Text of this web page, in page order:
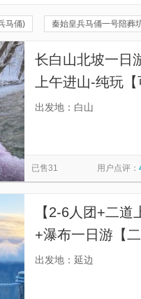
马俑) 秦始皇兵马俑一号陪葬
宫
址大厅 遇龙河景区
水谣景区
楼
间厅
漓江三星游船 南湖秋月
长白山北坡一日
上午进山-纯玩
出发地：白山
已售31 用户点评：
【2-6人团+二
+瀑布一日游【
式送达长白山北
出发地：延边